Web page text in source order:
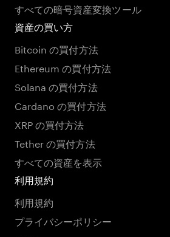
すべての暗号資産変換ツール
資産の買い方
Bitcoin の買付方法
Ethereum の買付方法
Solana の買付方法
Cardano の買付方法
XRP の買付方法
Tether の買付方法
すべての資産を表示
利用規約
利用規約
プライバシーポリシー